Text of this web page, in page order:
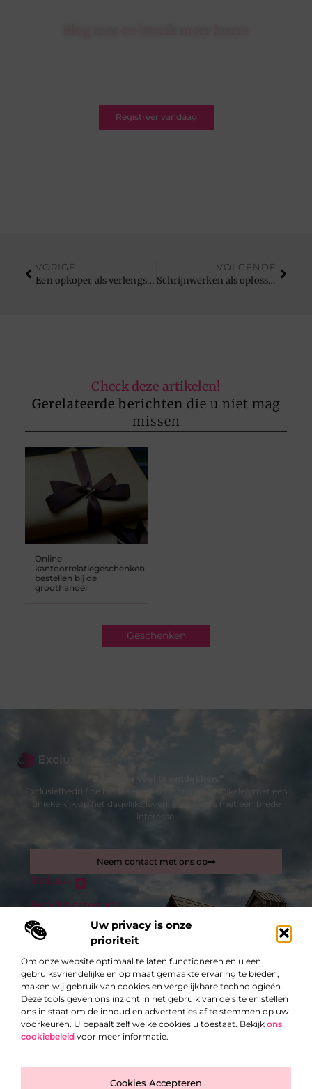
Uw privacy is onze
prioriteit
Om onze website optimaal te laten functioneren en u een
gebruiksvriendelijke en op maat gemaakte ervaring te bieden,
maken wij gebruik van cookies en vergelijkbare technologieën.
Deze tools geven ons inzicht in het gebruik van de site en stellen
ons in staat om de inhoud en advertenties af te stemmen op uw
voorkeuren. U bepaalt zelf welke cookies u toestaat. Bekijk ons
cookiebeleid voor meer informatie.
Cookies Accepteren
Top
Registreer vandaag
VORIGE
Een opkoper als verlengstuk van uw logistieke strategie
VOLGENDE
Schrijnwerken als oplossing voor ruimte en rust in huis
Check deze artikelen!
Gerelateerde berichten die u niet mag
missen
Online
kantoorrelatiegeschenken
bestellen bij de
groothandel
Geschenken
Exclusiefbedrijf.be biedt een selectie blogs en artikelen met een
unieke kijk op het dagelijks leven. Voor lezers met een brede
interesse.
Sitelinks
Elk seizoen buiten zitten? Zo doe je dat!
Immo in Lochristi: wonen in een aantrekkelijke gemeente
Enkele tips tegen ongedierte in het herfstseizoen
Meer stallen
Het medicatienazicht en de huisapothekerdienst: hoe online
Bericht categorie
Neem contact met ons op